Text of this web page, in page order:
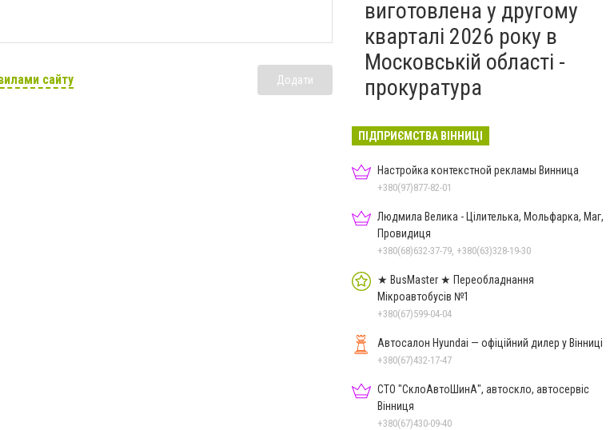
сайту Додати
виготовлена у другому
кварталі 2026 року в
Московській області -
прокуратура
ПІДПРИЄМСТВА ВІННИЦІ
Настройка контекстной рекламы Винница
+380(97)877-82-01
Людмила Велика - Цілителька, Мольфарка, Маг,
Провидиця
+380(68)632-37-79, +380(63)328-19-30
★ BusMaster ★ Переобладнання
Мікроавтобусів №1
+380(67)599-04-04
Автосалон Hyundai — офіційний дилер у Вінниці
+380(67)432-17-47
СТО "СклоАвтоШинА", автоскло, автосервіс
Вінниця
+380(67)430-09-40